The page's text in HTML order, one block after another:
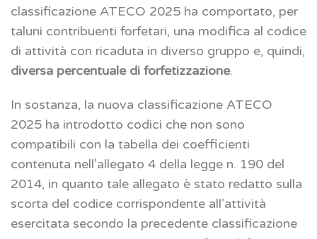
classificazione ATECO 2025 ha comportato, per
taluni contribuenti forfetari, una modifica al codice
di attività con ricaduta in diverso gruppo e, quindi,
diversa percentuale di forfetizzazione.
In sostanza, la nuova classificazione ATECO
2025 ha introdotto codici che non sono
compatibili con la tabella dei coefficienti
contenuta nell’allegato 4 della legge n. 190 del
2014, in quanto tale allegato è stato redatto sulla
scorta del codice corrispondente all’attività
esercitata secondo la precedente classificazione